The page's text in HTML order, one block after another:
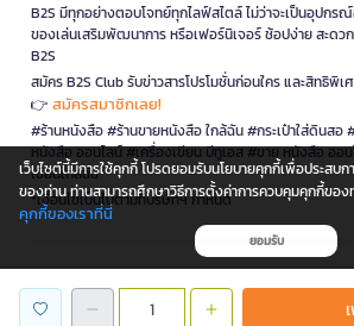
B2S มีทุกอย่างตอบโจทย์ทุกไลฟ์สไตล์ ไม่ว่าจะเป็นอุปกร
ของเล่นเสริมพัฒนาการ หรือเฟอร์นิเจอร์ ช้อปง่าย สะดว
B2S
สมัคร B2S Club รับข่าวสารโปรโมชั่นก่อนใคร และสิทธิพิเ
👉 สมัครสมาชิกเลย!
#ร้านหนังสือ #ร้านขายหนังสือ ใกล้ฉัน #กระเป๋าใส่ดินสอ
หนังสือ ออนไลน์ #เครื่องเขียน บีทูเอส #ขาย หนังสือ ออ
เขียนใกล้ฉัน
*เงื่อนไขเป็นไปตามที่บริษัทฯ กำหนด
is a company operating under
เว็บไซต์นี้มีการใช้คุกกี้ โปรดยอมรับนโยบายคุกกี้เพื่อประสบ
ของท่าน ท่านสามารถศึกษาวิธีการตั้งค่าการควบคุมคุกกี้ของ
คุกกี้ของเราที่นี่
ยอมรับ